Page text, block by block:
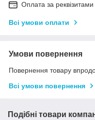
Оплата за
Всі умови оплати
Умови повернення
Повернення товару
Всі умови повернення
Подібні товари